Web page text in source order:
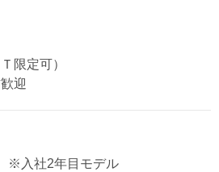
限定可）
迎
※入社2年目モデル